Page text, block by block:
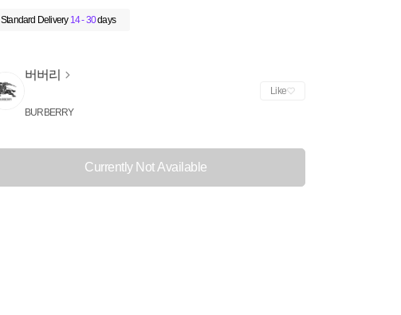
Standard Delivery 14 - 30days
버버리
BURBERRY
Like
Currently Not Available